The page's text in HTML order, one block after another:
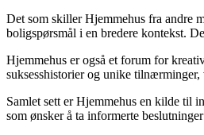
Det som skiller Hjemmehus fra andre
boligspørsmål i en bredere kontekst.
Hjemmehus er også et forum for
suksesshistorier og unike
Samlet sett er Hjemmehus en kilde til
som ønsker å ta informerte